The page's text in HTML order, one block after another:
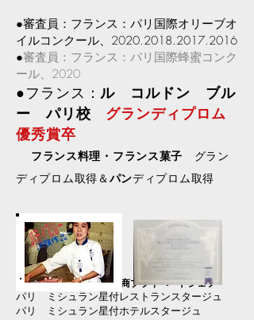
●審査員：フランス：パリ国際オリーブオ
イルコンクール、2020.2018.2017.2016
●審査員：フランス：パリ国際蜂蜜コンク
ール、2020
●フランス：ル コルドン ブル
ー パリ校 グランディプロム
優秀賞卒
フランス料理・フランス菓子 グラン
ディプロム取得＆ パンディプロム取得
パリ Ｍ．ビノッシュ画商プライベートシェフ
パリ ミシュラン星付レストランスタージュ
パリ ミシュラン星付ホテルスタージュ